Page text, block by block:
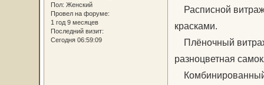
Пол: Женский
Провел на форуме:
1 год 9 месяцев
Последний визит:
Сегодня 06:59:09
Расписной витраж
красками.
Плёночный витраж
разноцветная
Комбинированный